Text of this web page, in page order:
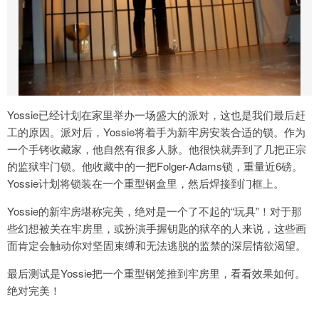
Yossie已经计划在家里举办一场盛大的派对，这也是我们最后赶
工的原因。派对后，Yossie将着手为新牢房安装合适的锁。作为
一个手铐收藏家，他自然有很多人脉。他很快就弄到了几把正宗
的监狱牢门锁。他收藏中的一把Folger-Adams锁，重量近6磅。
Yossie计划将锁装在一个重型钢盒里，然后焊接到门框上。
Yossie的新牢房堪称完美，绝对是一个了不起的“玩具”！对于那
些幻想被关在牢房里，或扮演手握钥匙的狱卒的人来说，这些画
面肯定会触动你对坚固束缚和无法逃脱的监禁的深层情欲渴望。
最后测试是Yossie把一个重型钢笼推到牢房里，看看效果如何。
绝对完美！